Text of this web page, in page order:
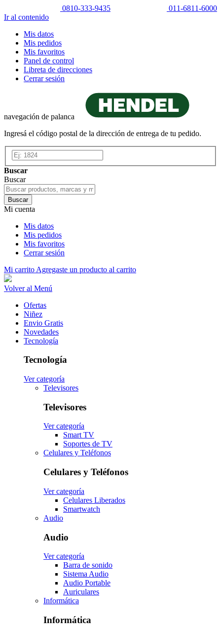
0810-333-9435
011-6811-6000
Ir al contenido
Mis datos
Mis pedidos
Mis favoritos
Panel de control
Libreta de direcciones
Cerrar sesión
navegación de palanca
Ingresá el código postal de la dirección de entrega de tu pedido.
Buscar
Buscar
Buscar
Mi cuenta
Mis datos
Mis pedidos
Mis favoritos
Cerrar sesión
Mi carrito Agregaste un producto al carrito
Volver al Menú
Ofertas
Niñez
Envio Gratis
Novedades
Tecnología
Tecnología
Ver categoría
Televisores
Televisores
Ver categoría
Smart TV
Soportes de TV
Celulares y Teléfonos
Celulares y Teléfonos
Ver categoría
Celulares Liberados
Smartwatch
Audio
Audio
Ver categoría
Barra de sonido
Sistema Audio
Audio Portable
Auriculares
Informática
Informática